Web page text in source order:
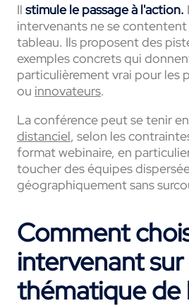
Il stimule le passage à l'action.
intervenants ne se contentent
tableau. Ils proposent des
exemples concrets qui
particulièrement vrai pour les
ou innovateurs.
La conférence peut se tenir en
distanciel, selon les
format webinaire, en
toucher des équipes
géographiquement sans
Comment
intervenant sur
thématique de